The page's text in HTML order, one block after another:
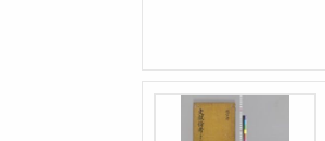
李忠武公全書 14巻首
大陵遺稿 11巻
一嚢遺稿 2巻
月沙先生集 63巻附録